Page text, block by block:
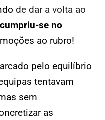
de dar a volta ao
se no
ao rubro!
pelo equilíbrio
tentavam
sem
as